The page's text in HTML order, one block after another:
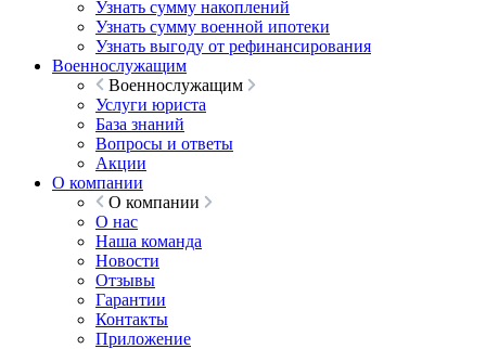
Узнать сумму накоплений
Узнать сумму военной ипотеки
Узнать выгоду от рефинансирования
Военнослужащим
Военнослужащим
Услуги юриста
База знаний
Вопросы и ответы
Акции
О компании
О компании
О нас
Наша команда
Новости
Отзывы
Гарантии
Контакты
Приложение